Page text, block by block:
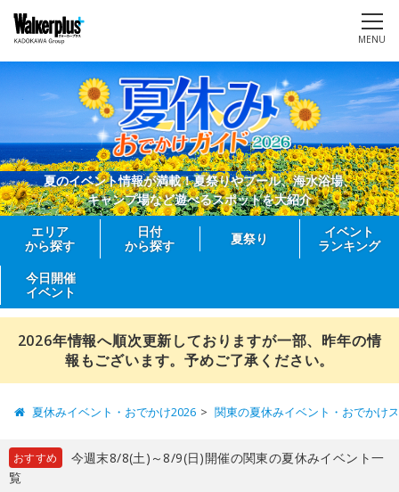
MENU
夏のイベント情報が満載！夏祭りやプール、海水浴場、
キャンプ場など遊べるスポットを大紹介
エリア
から探す
日付
から探す
夏祭り
イベント
ランキング
今日開催
イベント
2026年情報へ順次更新しておりますが一部、昨年の情
報もございます。予めご了承ください。
夏休みイベント・おでかけ2026 関東の夏休みイベント・おでかけ
おすすめ
今週末8/8(土)～8/9(日)開催の関東の夏休みイベント一
覧